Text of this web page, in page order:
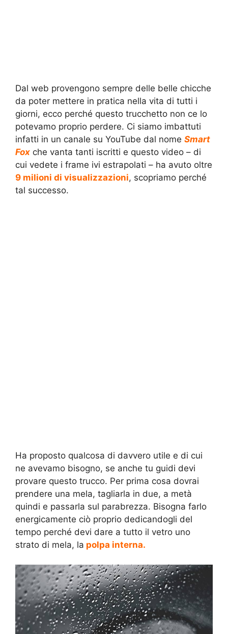
Dal web provengono sempre delle belle chicche
da poter mettere in pratica nella vita di tutti i
giorni, ecco perché questo trucchetto non ce lo
potevamo proprio perdere. Ci siamo imbattuti
infatti in un canale su YouTube dal nome Smart
Fox che vanta tanti iscritti e questo video – di
cui vedete i frame ivi estrapolati – ha avuto oltre
9 milioni di visualizzazioni, scopriamo perché
tal successo.
Ha proposto qualcosa di davvero utile e di cui
ne avevamo bisogno, se anche tu guidi devi
provare questo trucco. Per prima cosa dovrai
prendere una mela, tagliarla in due, a metà
quindi e passarla sul parabrezza. Bisogna farlo
energicamente ciò proprio dedicandogli del
tempo perché devi dare a tutto il vetro uno
strato di mela, la polpa interna.